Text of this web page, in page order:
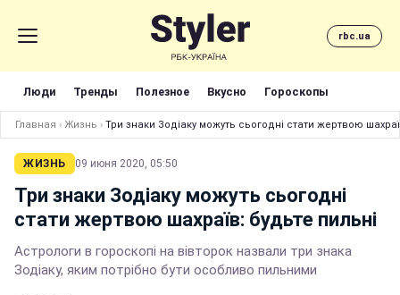
rbc.ua
Люди Тренды Полезное Вкусно Гороскопы
Главная › Жизнь › Три знаки Зодіаку можуть сьогодні стати жертвою
ЖИЗНЬ 09 июня 2020, 05:50
Три знаки Зодіаку можуть сьогодні
стати жертвою шахраїв: будьте пильні
Астрологи в гороскопі на вівторок назвали три знака
Зодіаку, яким потрібно бути особливо пильними